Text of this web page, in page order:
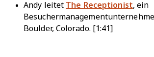
Andy leitet The Receptionist, ein
Boulder, Colorado. [1:41]